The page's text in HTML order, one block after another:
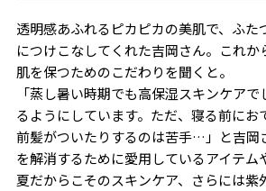
透明感あふれるピカピカの美肌で、ふた
につけこなしてくれた吉岡さん。これか
肌を保つためのこだわりを聞くと――。
「蒸し暑い時期でも高保湿スキンケア
るようにしています。ただ、寝る前にお
前髪がついたりするのは苦手…」と吉岡
を解消するために愛用しているアイテム
夏だからこそのスキンケア、さらには紫